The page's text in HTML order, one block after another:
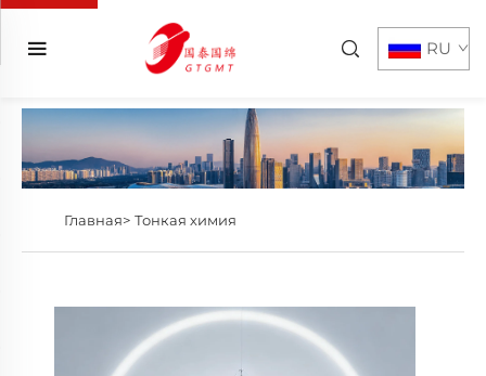
RU
Главная> Тонкая химия